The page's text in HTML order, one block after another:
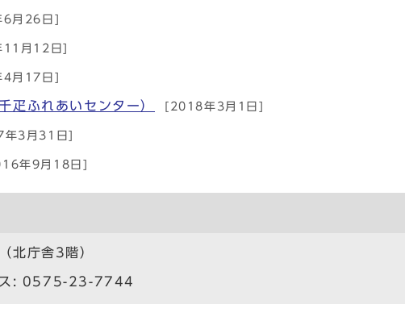
月26日]
月12日]
月17日]
疋ふれあいセンター） [2018年3月1日]
年3月31日]
年9月18日]
北庁舎3階）
ス: 0575-23-7744